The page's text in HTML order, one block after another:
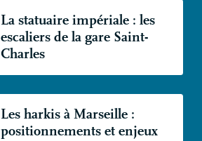
La statuaire impériale : les
escaliers de la gare Saint-
Charles
Les harkis à Marseille :
positionnements et enjeux